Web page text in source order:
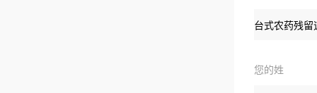
品：
您的姓